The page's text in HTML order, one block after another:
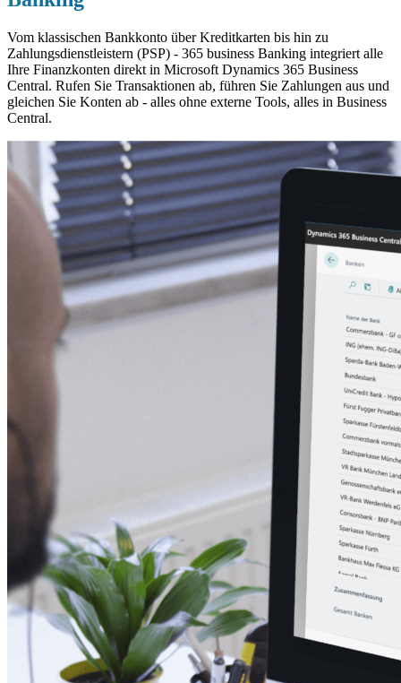
Vom klassischen Bankkonto über Kreditkarten bis hin zu
Zahlungsdienstleistern (PSP) - 365 business Banking integriert alle
Ihre Finanzkonten direkt in Microsoft Dynamics 365 Business
Central. Rufen Sie Transaktionen ab, führen Sie Zahlungen aus und
gleichen Sie Konten ab - alles ohne externe Tools, alles in Business
Central.